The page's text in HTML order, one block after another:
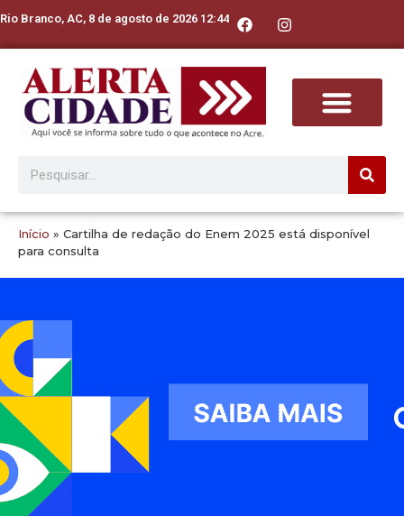
Rio Branco, AC, 8 de agosto de 2026 12:44
Início » Cartilha de redação do Enem 2025 está disponível
para consulta